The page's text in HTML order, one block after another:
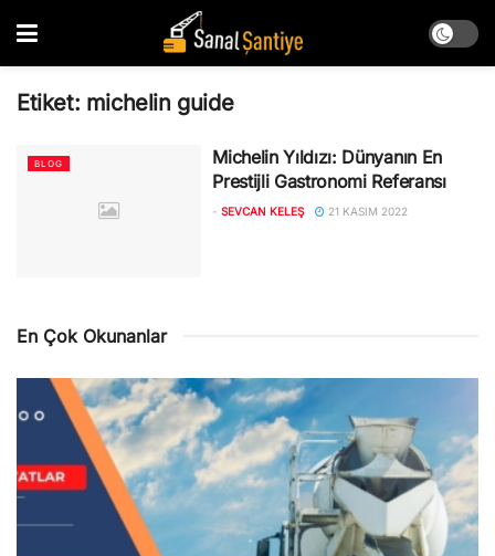
Etiket: michelin guide
BLOG
Michelin Yıldızı: Dünyanın En
Prestijli Gastronomi Referansı
- SEVCAN KELEŞ 21 KASIM 2022
En Çok Okunanlar